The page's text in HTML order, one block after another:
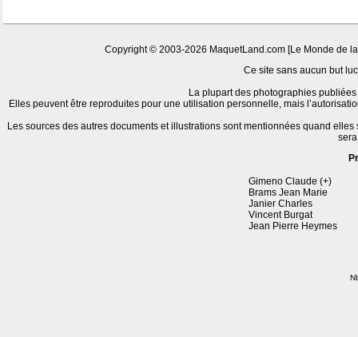
Copyright © 2003-2026 MaquetLand.com [Le Monde de
Ce site sans aucun but
La plupart des photographies
Elles peuvent être reproduites pour une utilisation personnelle, mais
Les sources des autres documents et illustrations sont mentionnées quand
Gimeno Claude (+)
Brams Jean Marie
Janier Charles
Vincent Burgat
Jean Pierre Heymes